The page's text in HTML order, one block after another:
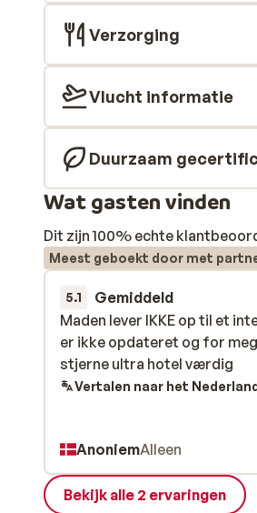
Verzorging
Vlucht informatie
Duurzaam
Wat gasten vinden
Dit zijn 100% echte
Meest geboekt door met
5.1 Gemiddeld
Maden lever IKKE op til et
er ikke opdateret og for
stjerne ultra hotel værdig
Maden lever IKKE op til et
er ikke opdateret og for
stjerne ultra hotel værdig
Vertalen naar het
AnoniemAlleen
Bekijk alle 2 ervaringen